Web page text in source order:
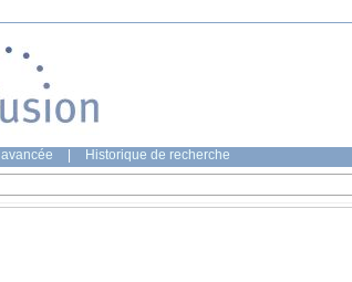
Historique de recherche